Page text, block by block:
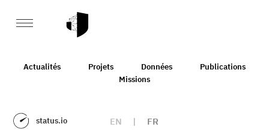
Actualités Projets Données
Publications
Missions
status.io EN | FR